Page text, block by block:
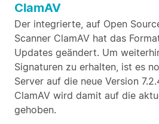
ClamAV
Der integrierte, auf Open
Scanner ClamAV hat das
Updates geändert. Um
Signaturen zu erhalten, ist es
Server auf die neue Version
ClamAV wird damit auf die
gehoben.